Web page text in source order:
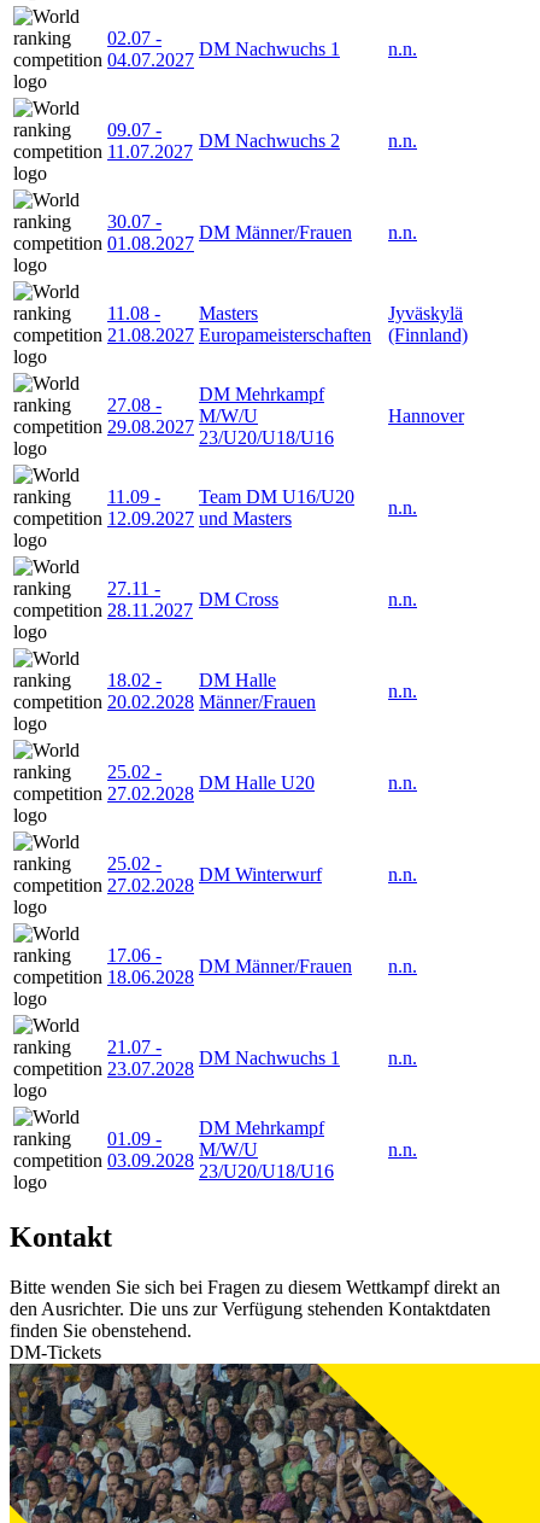
02.07 -
04.07.2027
DM Nachwuchs 1 n.n.
09.07 -
11.07.2027
DM Nachwuchs 2 n.n.
30.07 -
01.08.2027
DM Männer/Frauen n.n.
11.08 -
21.08.2027
Masters
Europameisterschaften
Jyväskylä
(Finnland)
27.08 -
29.08.2027
DM Mehrkampf
M/W/U
23/U20/U18/U16
Hannover
11.09 -
12.09.2027
Team DM U16/U20
und Masters
n.n.
27.11 -
28.11.2027
DM Cross n.n.
18.02 -
20.02.2028
DM Halle
Männer/Frauen
n.n.
25.02 -
27.02.2028
DM Halle U20 n.n.
25.02 -
27.02.2028
DM Winterwurf n.n.
17.06 -
18.06.2028
DM Männer/Frauen n.n.
21.07 -
23.07.2028
DM Nachwuchs 1 n.n.
01.09 -
03.09.2028
DM Mehrkampf
M/W/U
23/U20/U18/U16
n.n.
Kontakt
Bitte wenden Sie sich bei Fragen zu diesem Wettkampf direkt an
den Ausrichter. Die uns zur Verfügung stehenden Kontaktdaten
finden Sie obenstehend.
DM-Tickets